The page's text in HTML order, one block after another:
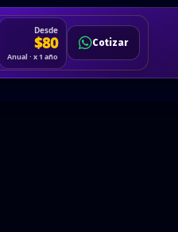
Desde
$80
Anual · x 1 año
Cotizar
Cotizar
Hablemos
Solicitar